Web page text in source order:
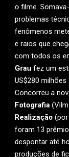
o filme.
problemas
fenômenos
e raios que
com todos os
Grau fez um
US$280
Concorreu a
Fotografia
Realização (por
foram 13
despontar até
produções de